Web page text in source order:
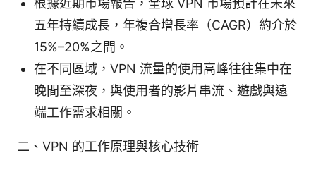
根據近期市場報告，全球 VPN 市場預計在未來
五年持續成長，年複合增長率（CAGR）約介於
15%–20%之間。
在不同區域，VPN 流量的使用高峰往往集中在
晚間至深夜，與使用者的影片串流、遊戲與遠
端工作需求相關。
二、VPN 的工作原理與核心技術